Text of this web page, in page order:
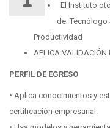
El Instituto
de: Tecnólogo
Productividad
APLICA VALIDACIÓN
PERFIL DE EGRESO
• Aplica conocimientos y
certificación empresarial.